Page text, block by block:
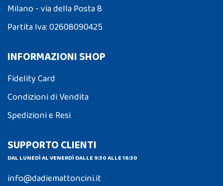
Milano - via della Posta 8
Partita Iva: 02608090425
INFORMAZIONI SHOP
Fidelity Card
Condizioni di Vendita
Spedizioni e Resi
SUPPORTO CLIENTI
DAL LUNEDÌ AL VENERDÌ DALLE 9:30 ALLE 16:30
info@dadiemattoncini.it